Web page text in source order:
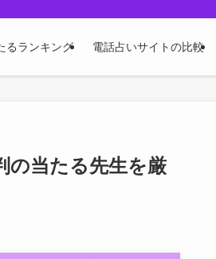
るランキング 電話占いサイトの比較
の当たる先生を厳